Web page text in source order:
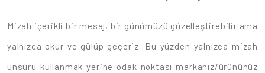
Mizah içerikli bir mesaj, bir günümüzü güzelleştirebilir ama
yalnızca okur ve gülüp geçeriz. Bu yüzden yalnızca mizah
unsuru kullanmak yerine odak noktası markanız/ürününüz